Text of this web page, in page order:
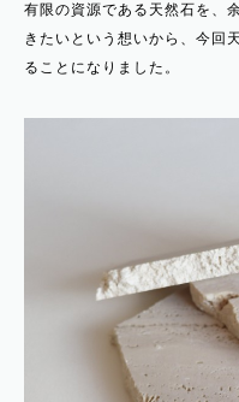
有限の資源である天然石を、
きたいという想いから、今回
ることになりました。